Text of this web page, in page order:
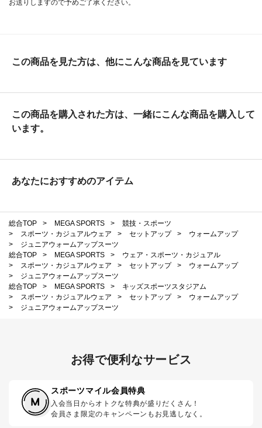
お送りしますので予めご了承ください。
この商品を見た方は、他にこんな商品を見ています
この商品を購入された方は、一緒にこんな商品を購入して
います。
あなたにおすすめのアイテム
総合TOP > MEGA SPORTS >
競技・スポーツ
>
スポーツ・カジュアルウェア > セットアップ >
ウォームアップ
>
ジュニアウォームアップスーツ
総合TOP
> MEGA SPORTS >
ウェア・スポーツ・カジュアル
>
スポーツ・カジュアルウェア > セットアップ >
ウォームアップ
>
ジュニアウォームアップスーツ
総合TOP
> MEGA SPORTS >
キッズスポーツスタジアム
>
スポーツ・カジュアルウェア > セットアップ >
ウォームアップ
>
ジュニアウォームアップスーツ
お得で便利なサービス
スポーツマイル会員特典
入会当日からオトクな特典が盛りだくさん！
会員さま限定のキャンペーンもお見逃しなく。